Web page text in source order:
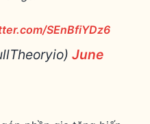
SEnBfiYDz6
June